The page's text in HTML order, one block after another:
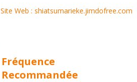
Site Web : shiatsumarieke.jimdofree.com
Fréquence
Recommandée